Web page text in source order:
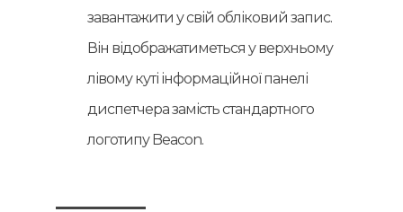
завантажити у свій обліковий запис.
Він відображатиметься у верхньому
лівому куті інформаційної панелі
диспетчера замість стандартного
логотипу Beacon.